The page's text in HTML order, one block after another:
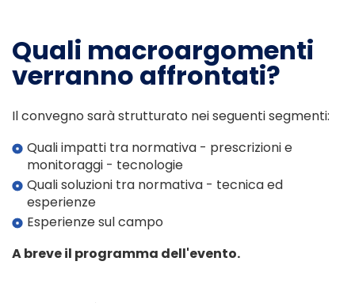
Quali macroargomenti
verranno affrontati?
Il convegno sarà strutturato nei seguenti segmenti:
Quali impatti tra normativa - prescrizioni e
monitoraggi - tecnologie
Quali soluzioni tra normativa - tecnica ed
esperienze
Esperienze sul campo
A breve il programma dell'evento.